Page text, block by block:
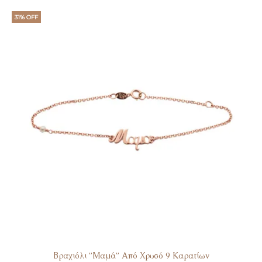
31% OFF
Βραχιόλι ”Μαμά” Από Χρυσό 9 Καρατίων